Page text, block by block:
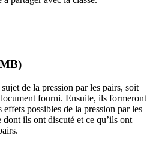
de la pression par les pairs, soit
fourni. Ensuite, ils formeront
effets possibles de la pression par les
ils ont discuté et ce qu’ils ont